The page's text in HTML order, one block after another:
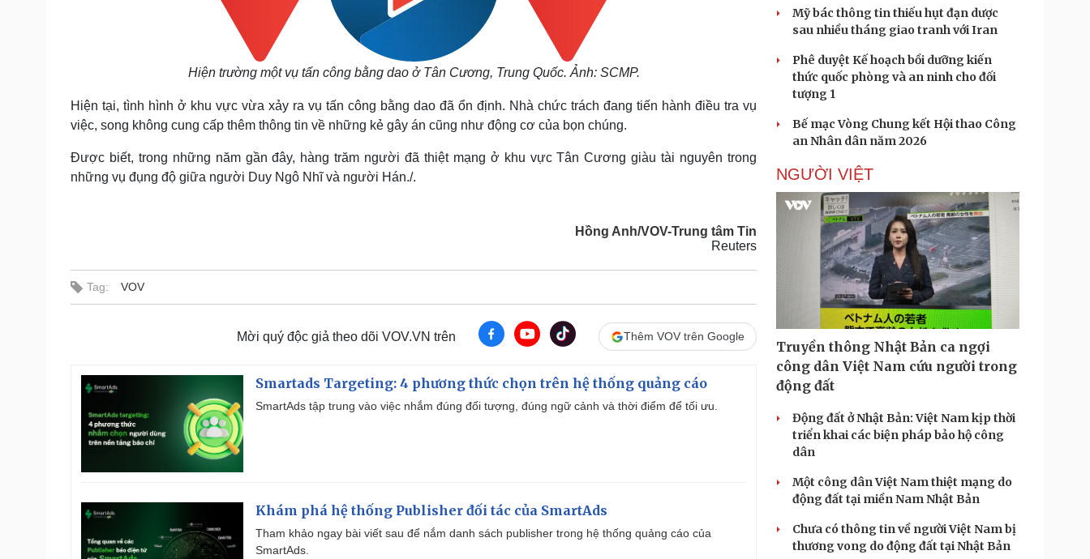
Hiện trường một vụ tấn công bằng dao ở Tân Cương, Trung Quốc. Ảnh: SCMP.
Hiện tại, tình hình ở khu vực vừa xảy ra vụ tấn công bằng dao đã ổn định. Nhà chức trách đang tiến hành điều tra vụ
việc, song không cung cấp thêm thông tin về những kẻ gây án cũng như động cơ của bọn chúng.
Được biết, trong những năm gần đây, hàng trăm người đã thiệt mạng ở khu vực Tân Cương giàu tài nguyên trong
những vụ đụng độ giữa người Duy Ngô Nhĩ và người Hán./.
Hồng Anh/VOV-Trung tâm Tin
Reuters
Tag: VOV
Mời quý độc giả theo dõi VOV.VN trên Thêm VOV trên Google
Smartads Targeting: 4 phương thức chọn trên hệ thống quảng cáo
SmartAds tập trung vào việc nhắm đúng đối tượng, đúng ngữ cảnh và thời điểm để tối ưu.
Khám phá hệ thống Publisher đối tác của SmartAds
Tham khảo ngay bài viết sau để nắm danh sách publisher trong hệ thống quảng cáo của
SmartAds.
Mỹ bác thông tin thiếu hụt đạn dược
sau nhiều tháng giao tranh với Iran
Phê duyệt Kế hoạch bồi dưỡng kiến
thức quốc phòng và an ninh cho đối
tượng 1
Bế mạc Vòng Chung kết Hội thao Công
an Nhân dân năm 2026
NGƯỜI VIỆT
Truyền thông Nhật Bản ca ngợi
công dân Việt Nam cứu người trong
động đất
Động đất ở Nhật Bản: Việt Nam kịp thời
triển khai các biện pháp bảo hộ công
dân
Một công dân Việt Nam thiệt mạng do
động đất tại miền Nam Nhật Bản
Chưa có thông tin về người Việt Nam bị
thương vong do động đất tại Nhật Bản